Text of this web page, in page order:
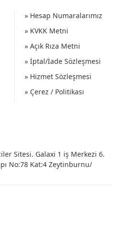
» Hesap Numaralarımız
» KVKK Metni
» Açık Rıza Metni
» İptal/İade Sözleşmesi
» Hizmet Sözleşmesi
» Çerez / Politikası
Sitesi. Galaxi 1 iş Merkezi 6.
No:78 Kat:4 Zeytinburnu/